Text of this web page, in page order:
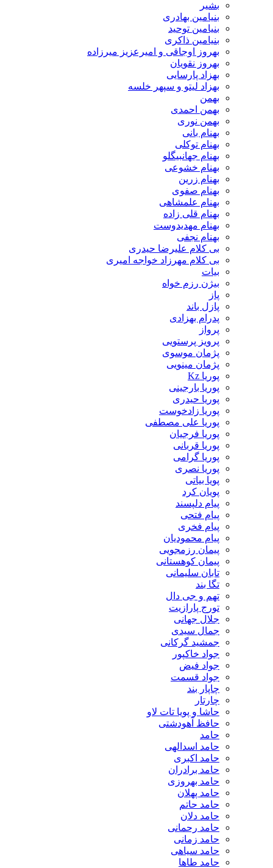
بشیر
بنیامین بهادری
بنیامین توحید
بنیامین ذاکری
بهروز اوجاقی و امیرعزیز میرزاده
بهروز نقویان
بهزاد پارسایی
بهزاد لیتو و سپهر خلسه
بهمن
بهمن احمدی
بهمن نوری
بهنام بانی
بهنام توکلی
بهنام جهانبیگلو
بهنام خشوعی
بهنام زرین
بهنام صفوی
بهنام علمشاهی
بهنام قلی زاده
بهنام مهدیدوست
بهنام نجفی
بی کلام علیرضا حیدری
بی کلام مهرزاد خواجه امیری
بیات
بیژن رزم خواه
پاز
پازل باند
پدرام بهزادی
پرواز
پرویز پرستویی
پژمان موسوی
پژمان مینویی
پوریا Kz
پوریا بارجینی
پوریا حیدری
پوریا زادخوست
پوریا علی مصطفی
پوریا فرجیان
پوریا قربانی
پوریا گرامی
پوریا نصری
پویا بیاتی
پویان کرد
پیام دلپسند
پیام فتحی
پیام فخری
پیام محمودیان
پیمان رزمجویی
پیمان کوهستانی
تابان سلیمانی
تگا بند
تهم و جی دال
تورج پارازیت
جلال جهانی
جمال سیدی
جمشید گرکانی
جواد خاکپور
جواد فیض
جواد قسمت
چاپار بند
چارتار
حاشا و پویا تات لاو
حافظ آهودشتی
حامد
حامد اسدالهی
حامد اکبری
حامد برادران
حامد بهروزی
حامد پهلان
حامد حاتم
حامد دلان
حامد رحمانی
حامد زمانی
حامد سیاهی
حامد طاها